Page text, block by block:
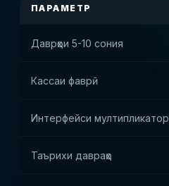
ПАРАМЕТР
Даврҳои 5-10 сония
Кассаи фаврӣ
Интерфейси
Таърихи давраҳо